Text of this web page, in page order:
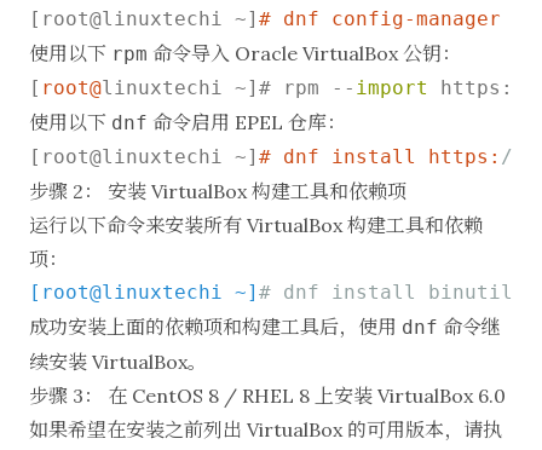
[root@linuxtechi ~] # dnf config-manager --
使用以下 rpm 命令导入 Oracle VirtualBox 公钥：
[ root@linuxtechi ~]# rpm -- import https:
使用以下 dnf 命令启用 EPEL 仓库：
[root@linuxtechi ~] # dnf install https: //
步骤 2： 安装 VirtualBox 构建工具和依赖项
运行以下命令来安装所有 VirtualBox 构建工具和依赖
项：
[root@linuxtechi ~] # dnf install binutils
成功安装上面的依赖项和构建工具后，使用 dnf 命令继
续安装 VirtualBox。
步骤 3： 在 CentOS 8 / RHEL 8 上安装 VirtualBox 6.0
如果希望在安装之前列出 VirtualBox 的可用版本，请执